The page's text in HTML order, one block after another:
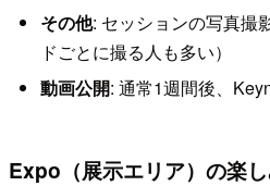
その他: セッションの写真撮
ドごとに撮る人も多い）
動画公開: 通常1週間後、
Expo（展示エリア）の楽